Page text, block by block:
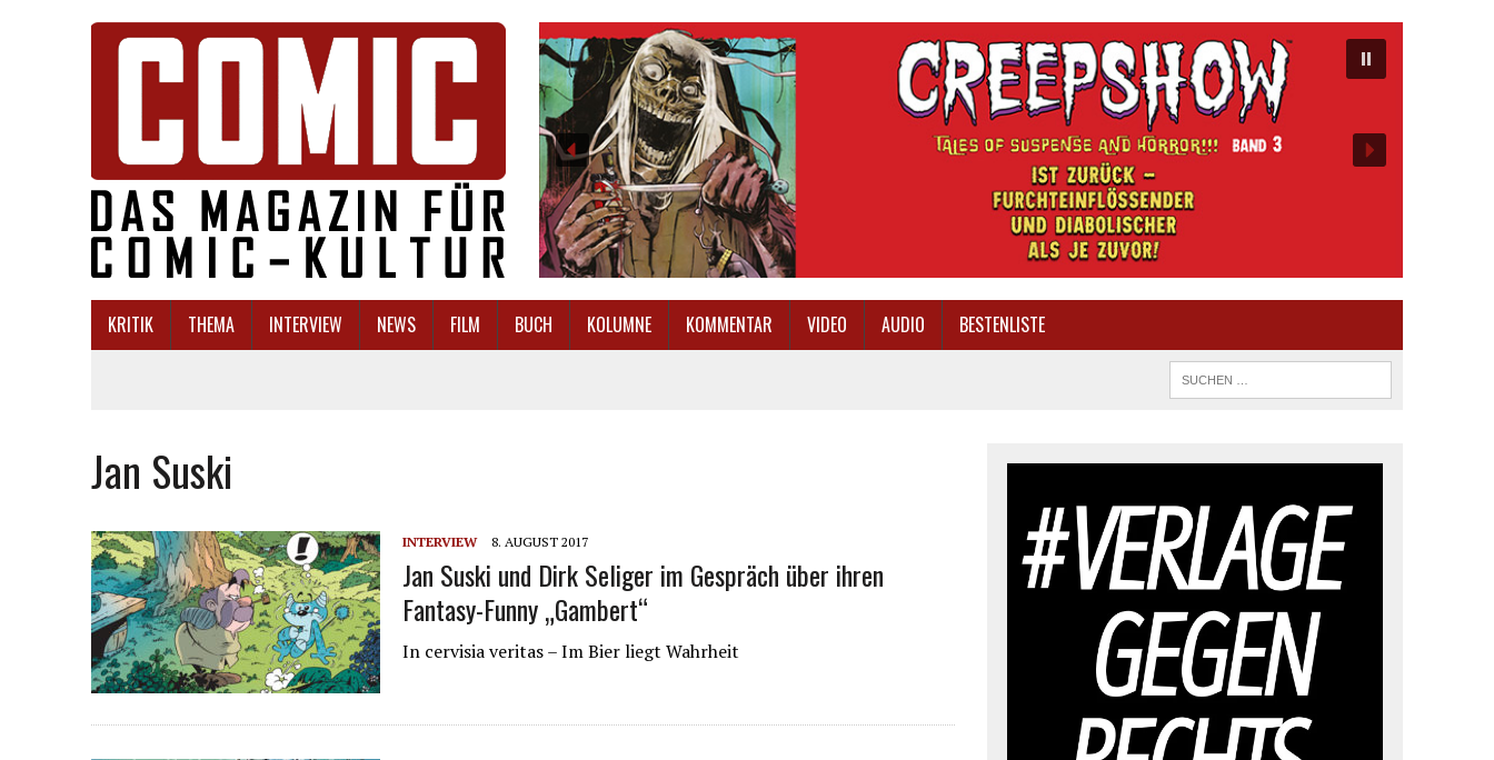
KRITIK THEMA INTERVIEW NEWS FILM BUCH KOLUMNE KOMMENTAR VIDEO AUDIO BESTENLISTE
Jan Suski
INTERVIEW 8. AUGUST 2017
Jan Suski und Dirk Seliger im Gespräch über ihren
Fantasy-Funny „Gambert“
In cervisia veritas – Im Bier liegt Wahrheit